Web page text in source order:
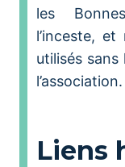
les
l’inceste,
utilisés sans
l’association.
Liens